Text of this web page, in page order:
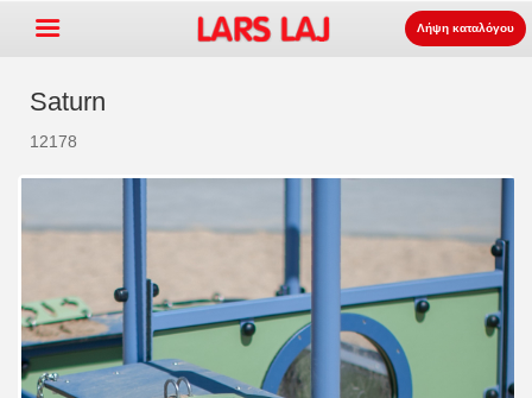
εξοπλισμός παιδότοπων +
Πάρκο και επίπλωση δρόμου +
επιφάνεια +
Σχετικά με εμάς
Λήψη καταλόγου
Saturn
12178